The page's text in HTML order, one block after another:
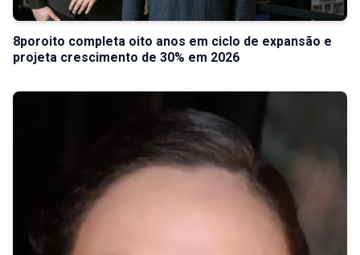
8poroito completa oito anos em ciclo de expansão e
projeta crescimento de 30% em 2026